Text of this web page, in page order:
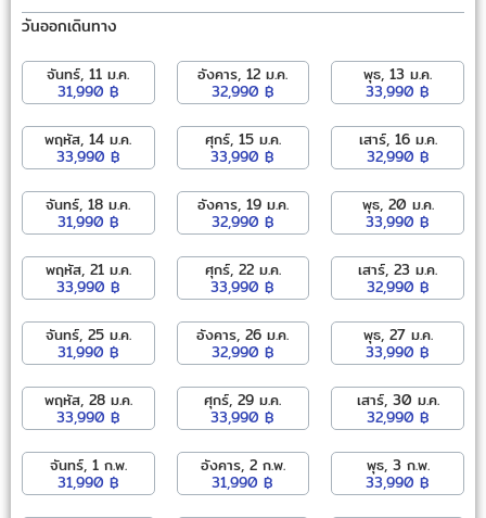
วันออกเดินทาง
จันทร์, 11 ม.ค.
31,990 ฿
อังคาร, 12 ม.ค.
32,990 ฿
พุธ, 13 ม.ค.
33,990 ฿
พฤหัส, 14 ม.ค.
33,990 ฿
ศุกร์, 15 ม.ค.
33,990 ฿
เสาร์, 16 ม.ค.
32,990 ฿
จันทร์, 18 ม.ค.
31,990 ฿
อังคาร, 19 ม.ค.
32,990 ฿
พุธ, 20 ม.ค.
33,990 ฿
พฤหัส, 21 ม.ค.
33,990 ฿
ศุกร์, 22 ม.ค.
33,990 ฿
เสาร์, 23 ม.ค.
32,990 ฿
จันทร์, 25 ม.ค.
31,990 ฿
อังคาร, 26 ม.ค.
32,990 ฿
พุธ, 27 ม.ค.
33,990 ฿
พฤหัส, 28 ม.ค.
33,990 ฿
ศุกร์, 29 ม.ค.
33,990 ฿
เสาร์, 30 ม.ค.
32,990 ฿
จันทร์, 1 ก.พ.
31,990 ฿
อังคาร, 2 ก.พ.
31,990 ฿
พุธ, 3 ก.พ.
33,990 ฿